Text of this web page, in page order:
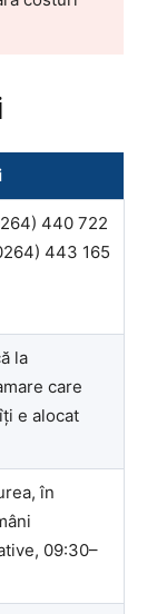
440 722
443 165
la
care
e alocat
în
09:30–